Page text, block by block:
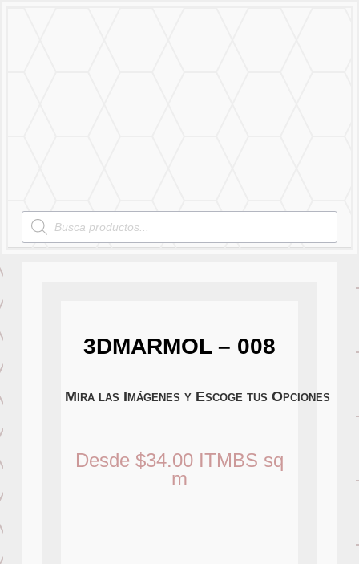
Products
search
3DMARMOL – 008
Mira las Imágenes y Escoge tus Opciones
Desde $34.00 ITMBS sq
m